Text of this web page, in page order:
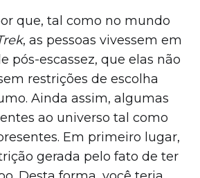
que, tal como no mundo
, as pessoas vivessem em
pós-escassez, que elas não
restrições de escolha
Ainda assim, algumas
ao universo tal como
Em primeiro lugar,
gerada pelo fato de ter